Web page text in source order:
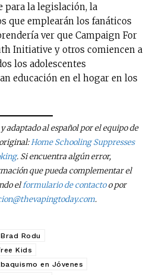
para la legislación, la
que emplearán los fanáticos
ver que Campaign For
Initiative y otros comiencen a
los adolescentes
educación en el hogar en los
adaptado al español por el equipo de
Home Schooling Suppresses
. Si encuentra algún error,
que pueda complementar el
elformulario de contactoo por
.
Brad Rodu
Kids
en Jóvenes